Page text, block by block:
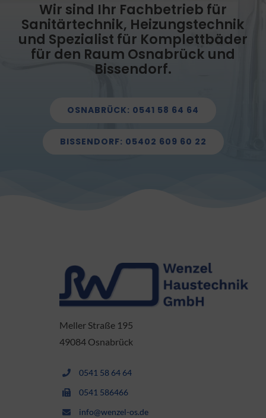
Wir sind Ihr Fachbetrieb für
Sanitärtechnik, Heizungstechnik
und Spezialist für Komplettbäder
für den Raum Osnabrück und
Bissendorf.
OSNABRÜCK: 0541 58 64 64
BISSENDORF: 05402 609 60 22
Meller Straße 195
49084 Osnabrück
0541 58 64 64
0541 586466
info@wenzel-os.de